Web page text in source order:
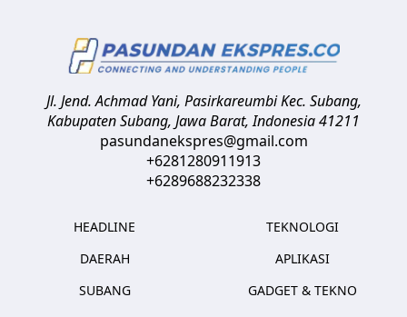
Jl. Jend. Achmad Yani, Pasirkareumbi Kec. Subang,
Kabupaten Subang, Jawa Barat,Indonesia41211
pasundanekspres@gmail.com
+6281280911913
+6289688232338
HEADLINE
DAERAH
SUBANG
TEKNOLOGI
APLIKASI
GADGET & TEKNO